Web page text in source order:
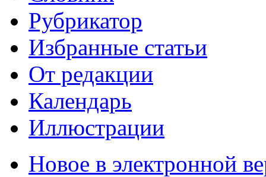
Рубрикатор
Избранные статьи
От редакции
Календарь
Иллюстрации
Новое в электронной